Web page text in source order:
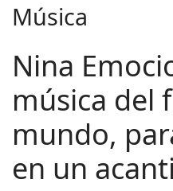
Música
Nina
música del
mundo,
en un